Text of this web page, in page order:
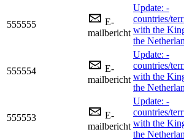
555555
E-
mailbericht
Update: -
countries/
with the
the
555554
E-
mailbericht
Update: -
countries/
with the
the
555553
E-
mailbericht
Update: -
countries/
with the
the